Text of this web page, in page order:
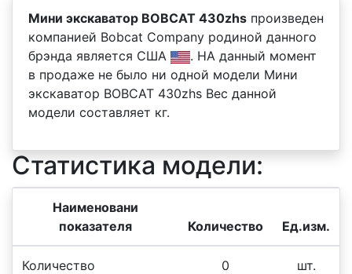
Мини экскаватор BOBCAT 430zhs произведен
компанией Bobcat Company родиной данного
брэнда является США
. НА данный момент
в продаже не было ни одной модели Мини
экскаватор BOBCAT 430zhs Вес данной
модели составляет кг.
Статистика модели:
Наименовани
показателя
Количество Ед.изм.
Количество
0 шт.